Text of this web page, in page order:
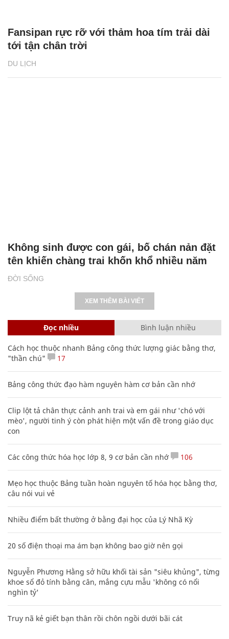
DU LỊCH
Fansipan rực rỡ với thảm hoa tím trải dài
tới tận chân trời
ĐỜI SỐNG
Không sinh được con gái, bố chán nản đặt
tên khiến chàng trai khốn khổ nhiều năm
XEM THÊM BÀI VIẾT
Đọc nhiều Bình luận nhiều
Cách học thuộc nhanh Bảng công thức lượng giác bằng thơ,
"thần chú"
17
Bảng công thức đạo hàm nguyên hàm cơ bản cần nhớ
Clip lột tả chân thực cảnh anh trai và em gái như 'chó với
mèo', người tinh ý còn phát hiện một vấn đề trong giáo dục
con
Các công thức hóa học lớp 8, 9 cơ bản cần nhớ 106
Mẹo học thuộc Bảng tuần hoàn nguyên tố hóa học bằng thơ,
câu nói vui vẻ
Nhiều điểm bất thường ở bằng đại học của Lý Nhã Kỳ
20 số điện thoại ma ám bạn không bao giờ nên gọi
Nguyễn Phương Hằng sở hữu khối tài sản "siêu khủng", từng
khoe sổ đỏ tính bằng cân, mắng cựu mẫu 'không có nổi
nghìn tỷ'
Truy nã kẻ giết bạn thân rồi chôn ngồi dưới bãi cát